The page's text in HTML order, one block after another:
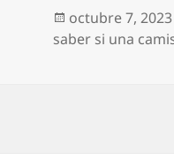
Publicado
el
octubre 7, 2023
saber si una